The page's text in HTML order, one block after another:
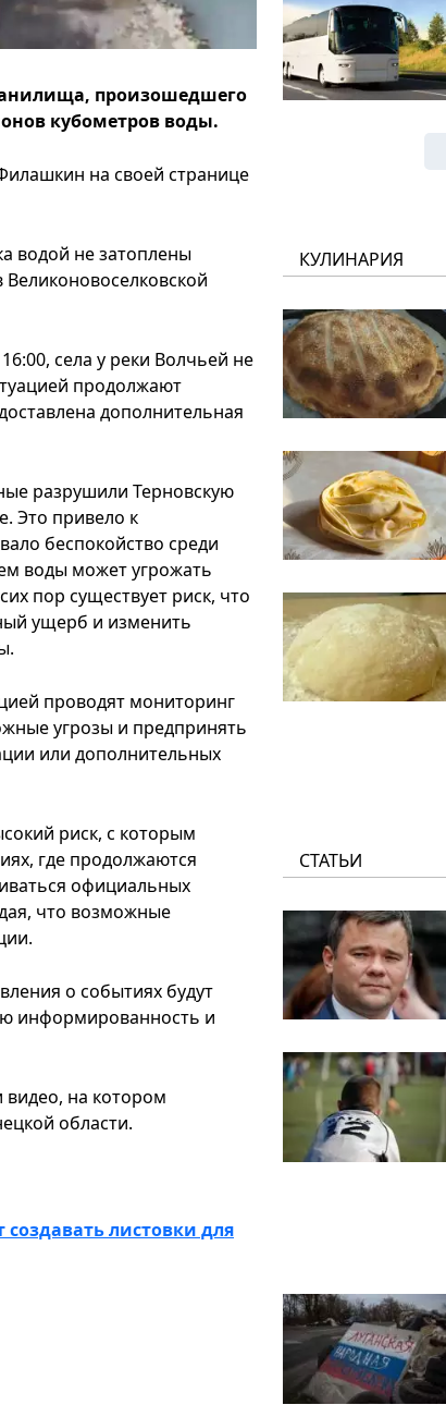
произошедшего
кубометров воды.
на своей странице
водой не затоплены
села у реки Волчьей не
продолжают
дополнительная
разрушили Терновскую
Это привело к
беспокойство среди
воды может угрожать
пор существует риск, что
ущерб и изменить
проводят мониторинг
угрозы и предпринять
или дополнительных
риск, с которым
где продолжаются
официальных
что возможные
о событиях будут
информированность и
на котором
области.
листовки для
КУЛИНАРИЯ
СТАТЬИ